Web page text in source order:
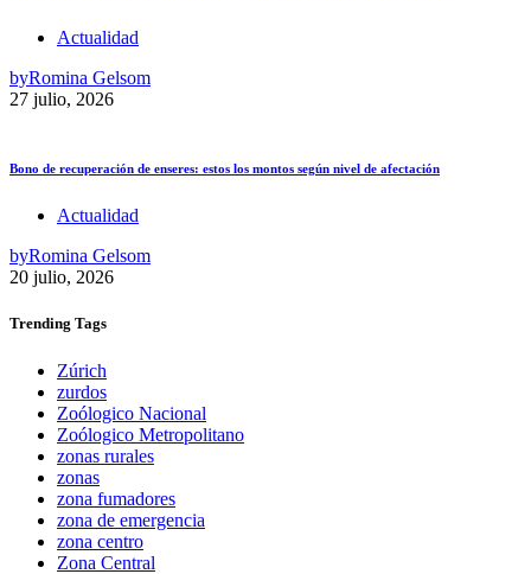
Actualidad
byRomina Gelsom
27 julio, 2026
Bono de recuperación de enseres: estos los montos según nivel de afectación
Actualidad
byRomina Gelsom
20 julio, 2026
Trending Tags
Zúrich
zurdos
Zoólogico Nacional
Zoólogico Metropolitano
zonas rurales
zonas
zona fumadores
zona de emergencia
zona centro
Zona Central